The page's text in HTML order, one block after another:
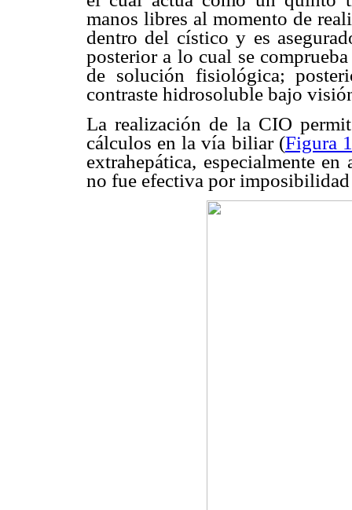
manos libres al momento de
dentro del cístico y es
posterior a lo cual se
de solución fisiológica;
contraste hidrosoluble bajo
La realización de la CIO
cálculos en la vía biliar (Figura 1
extrahepática, especialmente
no fue efectiva por